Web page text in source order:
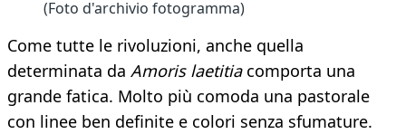
(Foto d'archivio fotogramma)
Come tutte le rivoluzioni, anche quella
determinata da Amoris laetitiacomporta una
grande fatica. Molto più comoda una pastorale
con linee ben definite e colori senza sfumature.